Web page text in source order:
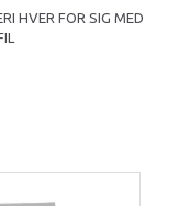
HVER FOR SIG MED